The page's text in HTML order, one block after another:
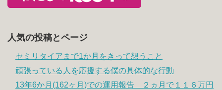
人気の投稿とページ
セミリタイアまで1か月をきって想うこと
頑張っている人を応援する僕の具体的な行動
13年6か月(162ヶ月)での運用報告 ２ヵ月で１１６万円